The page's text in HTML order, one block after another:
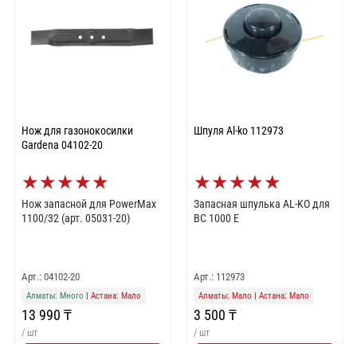
Нож для газонокосилки
Gardena 04102-20
★★★★★
Нож запасной для PowerMax
1100/32 (арт. 05031-20)
Арт.: 04102-20
Алматы: Много Астана: Мало
13 990 ₸
/ шт
Шпуля Al-ko 112973
★★★★★
Запасная шпулька AL-KO для
BC 1000 E
Арт.: 112973
Алматы: Мало Астана: Мало
3 500 ₸
/ шт